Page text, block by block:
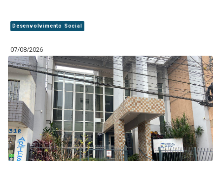
Desenvolvimento Social
07/08/2026